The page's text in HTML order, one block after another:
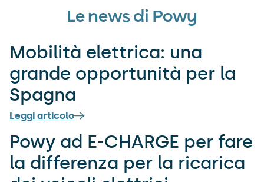
Le news di Powy
Mobilità elettrica: una
grande opportunità per la
Spagna
Leggi articolo
Powy ad E-CHARGE per fare
la differenza per la ricarica